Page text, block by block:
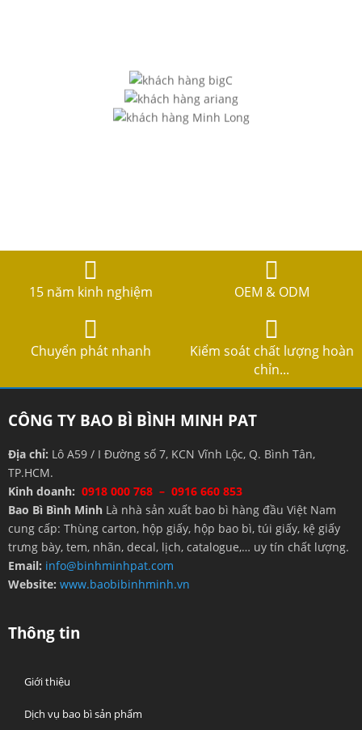
15 năm kinh nghiệm OEM & ODM
Chuyển phát nhanh
Kiểm soát chất lượng hoàn
chỉn...
CÔNG TY BAO BÌ BÌNH MINH PAT
Địa chỉ: Lô A59 / I Đường số 7, KCN Vĩnh Lộc, Q. Bình Tân,
TP.HCM.
Kinh doanh: 0918 000 768 – 0916 660 853
Bao Bì Bình Minh Là nhà sản xuất bao bì hàng đầu Việt Nam
cung cấp: Thùng carton, hộp giấy, hộp bao bì, túi giấy, kệ giấy
trưng bày, tem, nhãn, decal, lịch, catalogue,… uy tín chất lượng.
Email: info@binhminhpat.com
Website: www.baobibinhminh.vn
Thông tin
Giới thiệu
Dịch vụ bao bì sản phẩm